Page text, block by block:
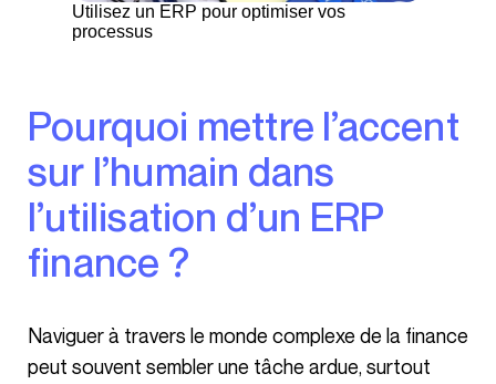
Utilisez un ERP pour optimiser vos
processus
Pourquoi mettre l’accent
sur l’humain dans
l’utilisation d’un ERP
finance ?
Naviguer à travers le monde complexe de la finance
peut souvent sembler une tâche ardue, surtout